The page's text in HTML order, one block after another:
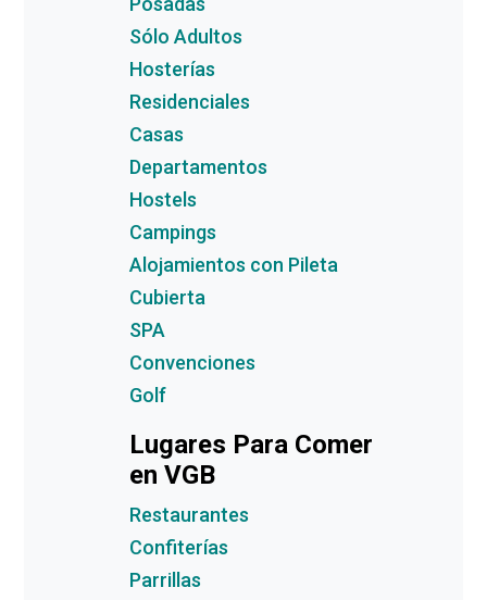
Sólo Adultos
Hosterías
Residenciales
Casas
Departamentos
Hostels
Campings
Alojamientos con Pileta
Cubierta
SPA
Convenciones
Golf
Lugares Para Comer
en VGB
Restaurantes
Confiterías
Parrillas